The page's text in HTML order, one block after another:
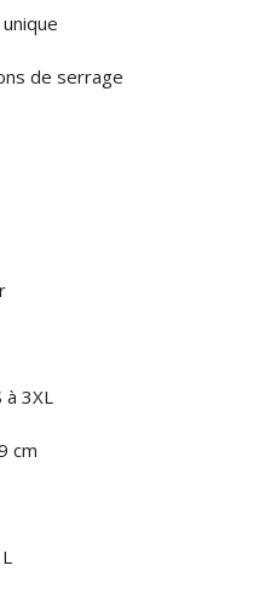
de serrage
à 3XL
cm